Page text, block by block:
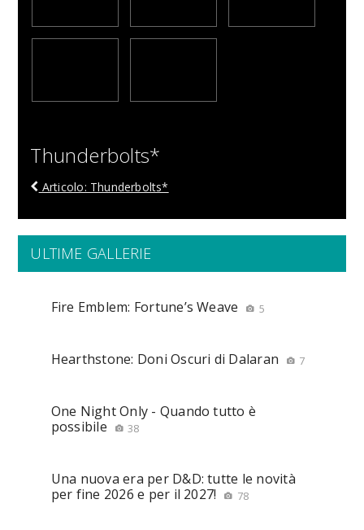
Thunderbolts*
Articolo: Thunderbolts*
ULTIME GALLERIE
Fire Emblem: Fortune’s Weave 5
Hearthstone: Doni Oscuri di Dalaran 7
One Night Only - Quando tutto è
possibile
38
Una nuova era per D&D: tutte le novità
per fine 2026 e per il 2027!
78